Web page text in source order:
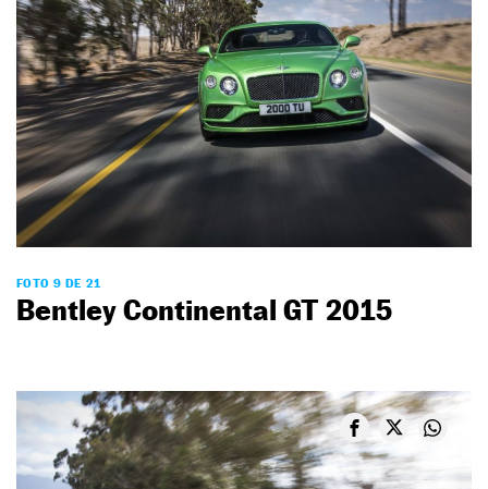
FOTO 9 DE 21
Bentley Continental GT 2015